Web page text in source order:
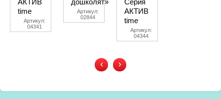
АКТИВ
time
Артикул:
04341
дошколят»
Артикул:
02844
Серия
АКТИВ
time
Артикул:
04344
‹ ›